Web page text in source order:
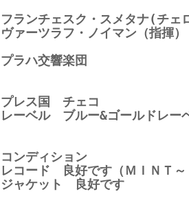
フランチェスク・スメタナ(チェ
ヴァーツラフ・ノイマン（指揮）
プラハ交響楽団
プレス国 チェコ
レーベル ブルー&ゴールドレー
コンディション
レコード 良好です（ＭＩＮＴ～
ジャケット 良好です